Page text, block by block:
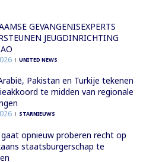
GEVANGENISEXPERTS
JEUGDINRICHTING
UNITED NEWS
Pakistan en Turkije tekenen
te midden van regionale
STARNIEUWS
opnieuw proberen recht op
staatsburgerschap te